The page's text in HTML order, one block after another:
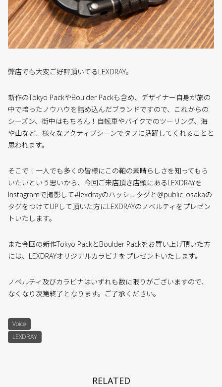
弊店でも大変ご好評頂いてるLEXDRAY。
新作のTokyo PackやBoulder Packも含め、デザイナー自身が旅の
中で培ったノウハウを詰め込んだブランドですので、これからの
シーズン、街中はもちろん！自転車やバイクでのツーリング、海
や山など、様々なアクティブシーンでタフに活躍してくれることと
思われます。
そこで！一人でも多くの皆様にこの鞄の素晴らしさを知ってもら
いたいという思いから、今回ご来店頂き店頭にあるLEXDRAYを
Instagramで撮影して#lexdrayのハッシュタグと@public_osakaの
タグをつけてUPして頂いた方にLEXDRAYのノベルティをプレゼン
トいたします。
また今回の新作Tokyo PackとBoulder Packをお買い上げ頂いた方
には、LEXDRAYオリジナルカラビナをプレゼントいたします。
ノベルティ及びカラビナはいずれも数に限りがございますので、
なくなり次第終了となります。ご了承ください。
Voice
LEXDRAY
RELATED